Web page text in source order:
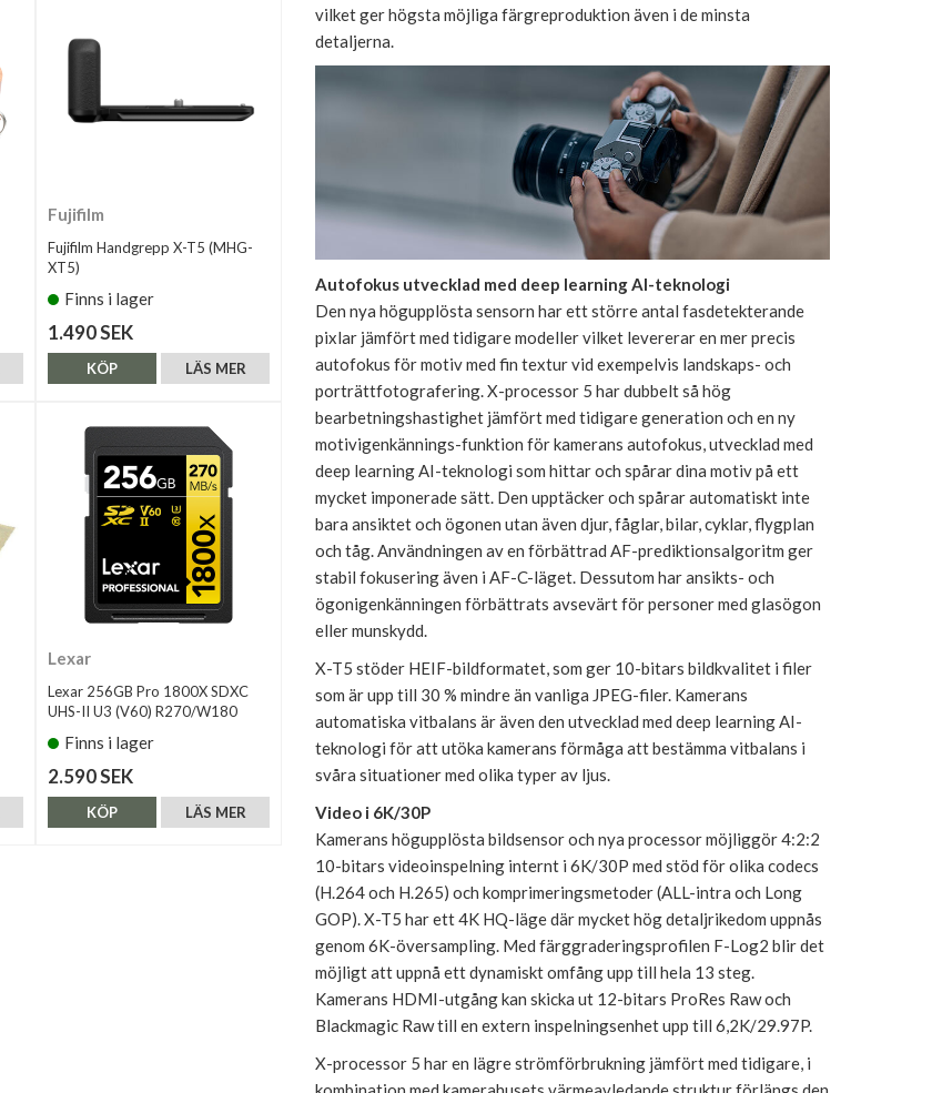
vilket ger högsta möjliga färgreproduktion även i de minsta
detaljerna.
Autofokus utvecklad med deep learning AI-teknologi
Den nya högupplösta sensorn har ett större antal fasdetekterande
pixlar jämfört med tidigare modeller vilket levererar en mer precis
autofokus för motiv med fin textur vid exempelvis landskaps- och
porträttfotografering. X-processor 5 har dubbelt så hög
bearbetningshastighet jämfört med tidigare generation och en ny
motivigenkännings-funktion för kamerans autofokus, utvecklad med
deep learning AI-teknologi som hittar och spårar dina motiv på ett
mycket imponerade sätt. Den upptäcker och spårar automatiskt inte
bara ansiktet och ögonen utan även djur, fåglar, bilar, cyklar, flygplan
och tåg. Användningen av en förbättrad AF-prediktionsalgoritm ger
stabil fokusering även i AF-C-läget. Dessutom har ansikts- och
ögonigenkänningen förbättrats avsevärt för personer med glasögon
eller munskydd.
X-T5 stöder HEIF-bildformatet, som ger 10-bitars bildkvalitet i filer
som är upp till 30 % mindre än vanliga JPEG-filer. Kamerans
automatiska vitbalans är även den utvecklad med deep learning AI-
teknologi för att utöka kamerans förmåga att bestämma vitbalans i
svåra situationer med olika typer av ljus.
Video i 6K/30P
Kamerans högupplösta bildsensor och nya processor möjliggör 4:2:2
10-bitars videoinspelning internt i 6K/30P med stöd för olika codecs
(H.264 och H.265) och komprimeringsmetoder (ALL-intra och Long
GOP). X-T5 har ett 4K HQ-läge där mycket hög detaljrikedom uppnås
genom 6K-översampling. Med färggraderingsprofilen F-Log2 blir det
möjligt att uppnå ett dynamiskt omfång upp till hela 13 steg.
Kamerans HDMI-utgång kan skicka ut 12-bitars ProRes Raw och
Blackmagic Raw till en extern inspelningsenhet upp till 6,2K/29.97P.
X-processor 5 har en lägre strömförbrukning jämfört med tidigare, i
Fujifilm
Fujifilm Handgrepp X-T5 (MHG-
XT5)
Finns i lager
1.490 SEK
LÄS MER
KÖP
Lexar
Lexar 256GB Pro 1800X SDXC
UHS-II U3 (V60) R270/W180
Finns i lager
2.590 SEK
LÄS MER
KÖP